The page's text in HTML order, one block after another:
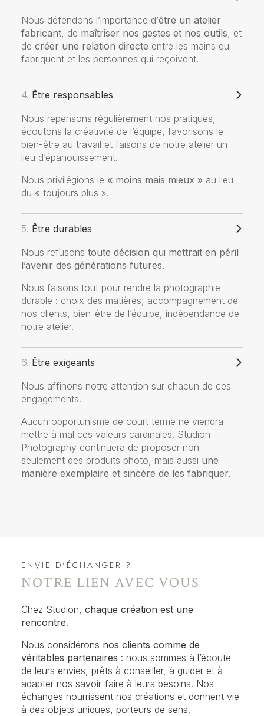
Nous défendons l’importance d’être un atelier
fabricant , de maîtriser nos gestes et nos outils , et
de créer une relation directe entre les mains qui
fabriquent et les personnes qui reçoivent.
4. Être responsables
Nous repensons régulièrement nos pratiques,
écoutons la créativité de l’équipe, favorisons le
bien-être au travail et faisons de notre atelier un
lieu d’épanouissement.
Nous privilégions le « moins mais mieux » au lieu
du « toujours plus ».
5. Être durables
Nous refusons toute décision qui mettrait en péril
l’avenir des générations futures.
Nous faisons tout pour rendre la photographie
durable : choix des matières, accompagnement de
nos clients, bien-être de l’équipe, indépendance de
notre atelier.
6. Être exigeants
Nous affinons notre attention sur chacun de ces
engagements.
Aucun opportunisme de court terme ne viendra
mettre à mal ces valeurs cardinales. Studion
Photography continuera de proposer non
seulement des produits photo, mais aussi une
manière exemplaire et sincère de les fabriquer.
ENVIE D'ÉCHANGER ?
NOTRE LIEN AVEC VOUS
Chez Studion, chaque création est une
rencontre.
Nous considérons nos clients comme de
véritables partenaires : nous sommes à l’écoute
de leurs envies, prêts à conseiller, à guider et à
adapter nos savoir-faire à leurs besoins. Nos
échanges nourrissent nos créations et donnent vie
à des objets uniques, porteurs de sens.